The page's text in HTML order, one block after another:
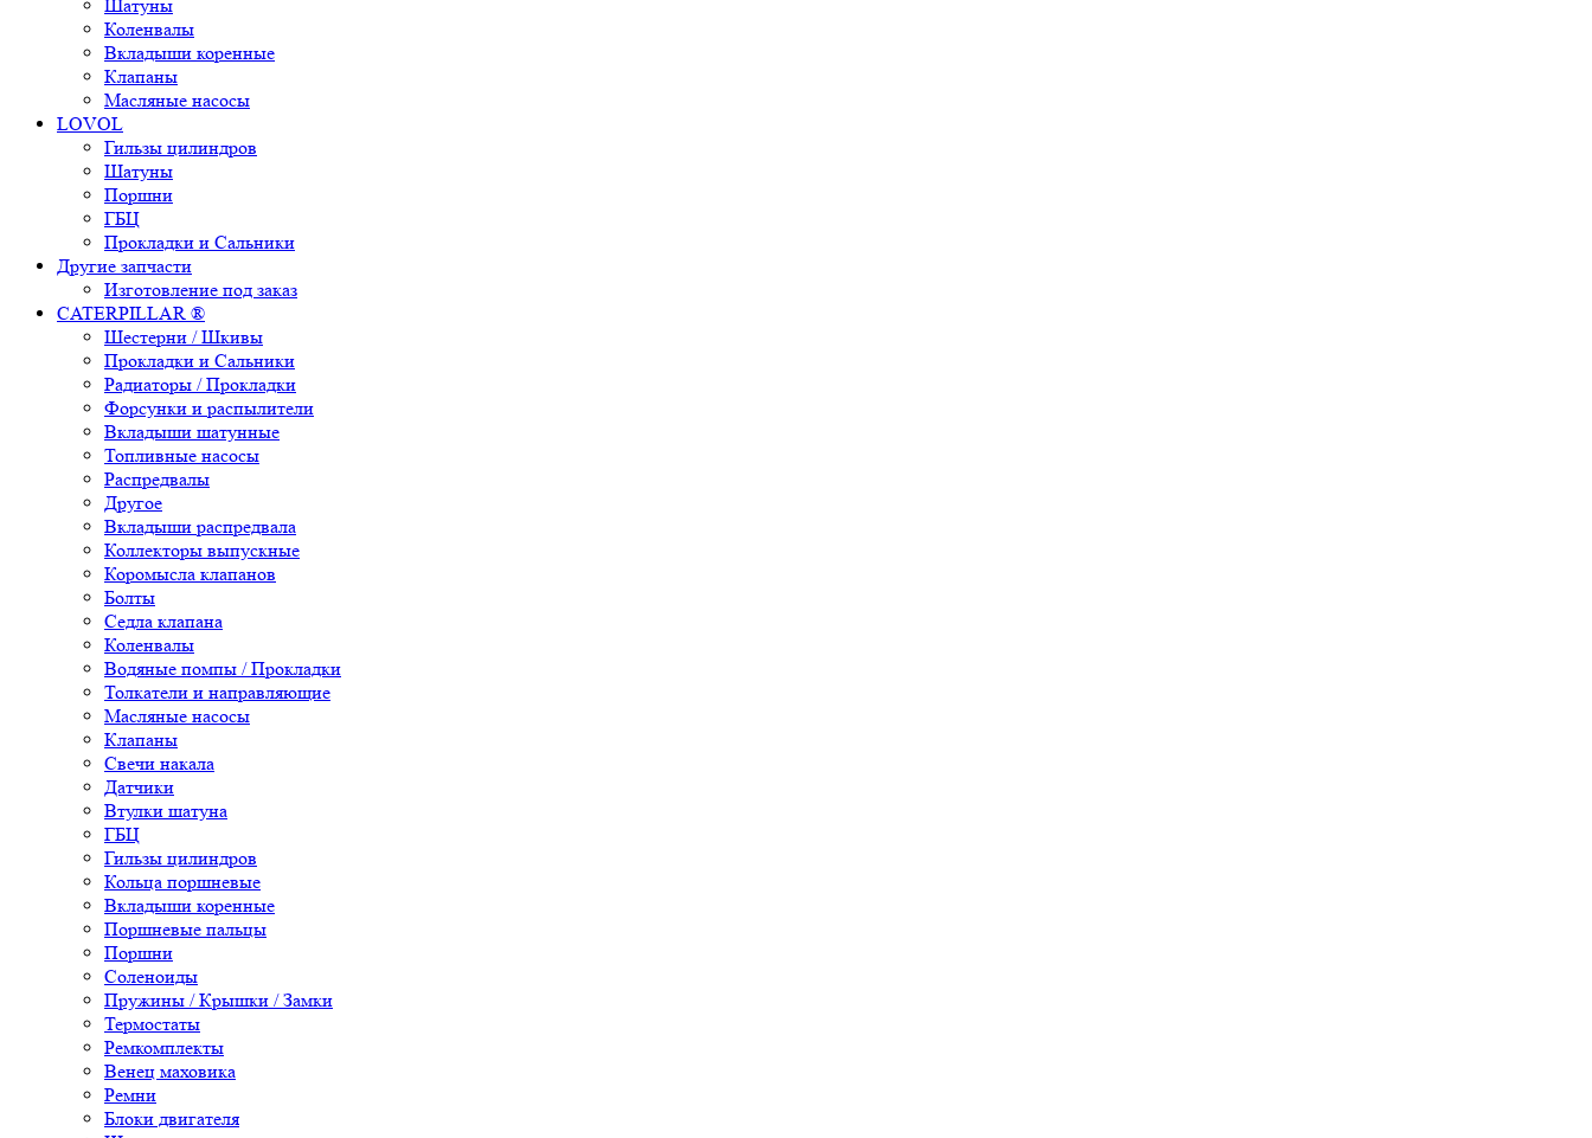
Шатуны
Коленвалы
Вкладыши коренные
Клапаны
Масляные насосы
LOVOL
Гильзы цилиндров
Шатуны
Поршни
ГБЦ
Прокладки и Сальники
Другие запчасти
Изготовление под заказ
CATERPILLAR ®
Шестерни / Шкивы
Прокладки и Сальники
Радиаторы / Прокладки
Форсунки и распылители
Вкладыши шатунные
Топливные насосы
Распредвалы
Другое
Вкладыши распредвала
Коллекторы выпускные
Коромысла клапанов
Болты
Седла клапана
Коленвалы
Водяные помпы / Прокладки
Толкатели и направляющие
Масляные насосы
Клапаны
Свечи накала
Датчики
Втулки шатуна
ГБЦ
Гильзы цилиндров
Кольца поршневые
Вкладыши коренные
Поршневые пальцы
Поршни
Соленоиды
Пружины / Крышки / Замки
Термостаты
Ремкомплекты
Венец маховика
Ремни
Блоки двигателя